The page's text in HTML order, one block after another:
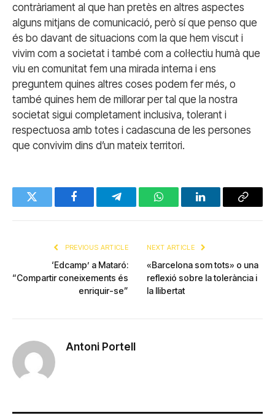
contràriament al que han pretès en altres aspectes
alguns mitjans de comunicació, però sí que penso que
és bo davant de situacions com la que hem viscut i
vivim com a societat i també com a col·lectiu humà que
viu en comunitat fem una mirada interna i ens
preguntem quines altres coses podem fer més, o
també quines hem de millorar per tal que la nostra
societat sigui completament inclusiva, tolerant i
respectuosa amb totes i cadascuna de les persones
que convivim dins d’un mateix territori.
Twitter FacebookTelegramWhatsAppLinkedInCopy
PREVIOUS ARTICLE
‘Edcamp’ a Mataró:
“Compartir coneixements és
enriquir-se”
NEXT ARTICLE
«Barcelona som tots» o una
reflexió sobre la tolerància i
la llibertat
Antoni Portell